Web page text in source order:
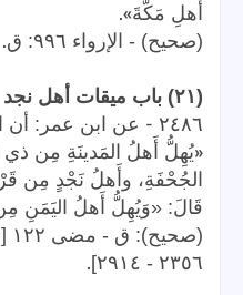
أَهلِ مَكَّةَ».
(صحيح) - الإرواء ٩٩٦: ق .
(٢١) باب ميقات أهل نجد
٢٤٨٦ - عن ابن عمر: أن
«يُهِلُّ أَهلُ المَدينَةِ مِن ذي
الجُحْفَةِ، وأَهلُ نَجْدٍ مِن
قَالَ: «وَيُهِلُّ أَهلُ اليَمَنِ
٢٣٥٦ - ٢٩١٤]
.